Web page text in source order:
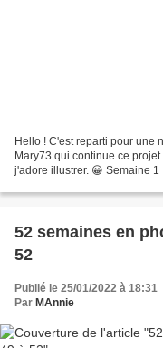
Hello ! C'est reparti pour une
Mary73 qui continue ce
j'adore illustrer. 😀 Semaine
52 semaines en photos sur MIS / semaines 49 à
52
Publié le 25/01/2022 à 18:31
Par MAnnie